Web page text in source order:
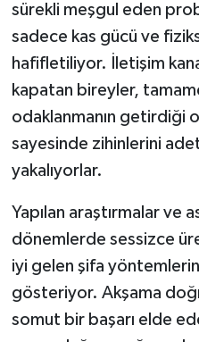
sürekli meşgul eden
sadece kas gücü ve
hafifletiliyor. İletişim
kapatan bireyler,
odaklanmanın getirdiği
sayesinde zihinlerini
yakalıyorlar.
Yapılan araştırmalar ve
dönemlerde sessizce
iyi gelen şifa
gösteriyor. Akşama
somut bir başarı elde